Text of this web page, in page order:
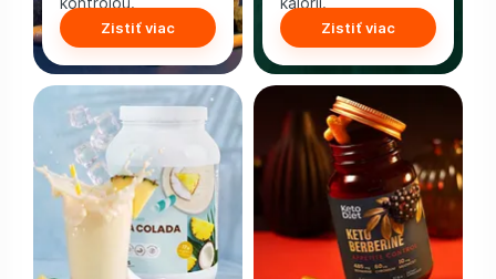
Zistiť viac Zistiť viac